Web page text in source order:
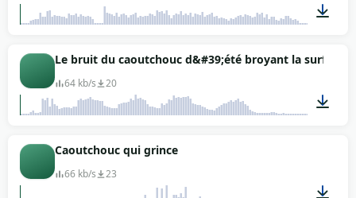
00:07
Le bruit du caoutchouc d&#39;été broyant la surface
64 kb/s 20
Caoutchouc qui grince
66 kb/s 23